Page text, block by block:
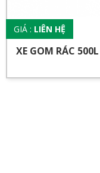
GIÁ : LIÊN HỆ
XE GOM RÁC 500L